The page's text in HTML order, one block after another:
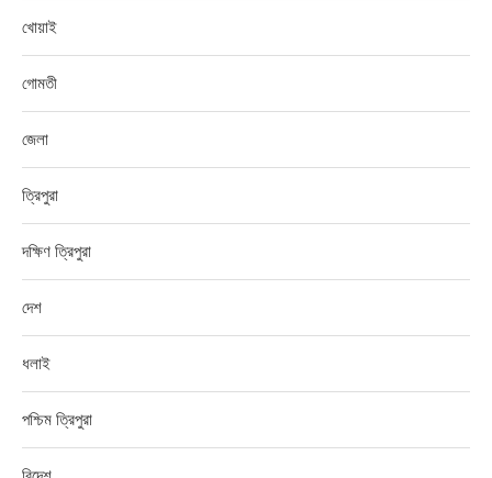
খোয়াই
গোমতী
জেলা
ত্রিপুরা
দক্ষিণ ত্রিপুরা
দেশ
ধলাই
পশ্চিম ত্রিপুরা